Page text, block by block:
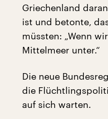
Griechenland
ist und betonte,
müssten: „Wenn
Mittelmeer unter.“
Die neue
die
auf sich warten.